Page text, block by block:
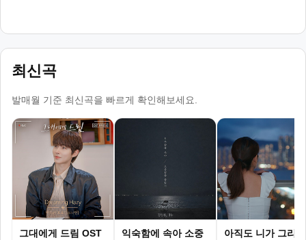
최신곡
발매월 기준 최신곡을 빠르게 확인해보세요.
그대에게 드림 OST
익숙함에 속아 소중
아직도 니가 그리운